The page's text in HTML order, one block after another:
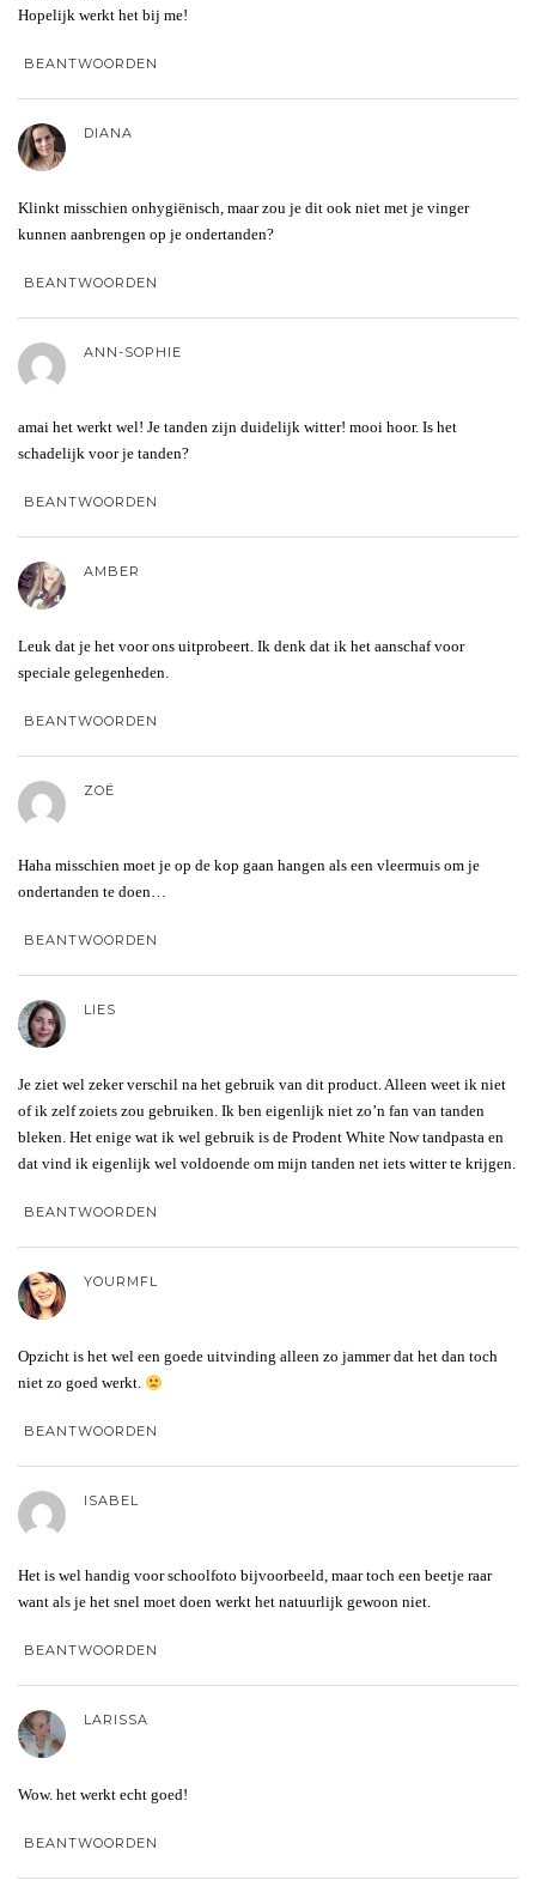
Hopelijk werkt het bij me!
BEANTWOORDEN
DIANA
Klinkt misschien onhygiënisch, maar zou je dit ook niet met je vinger
kunnen aanbrengen op je ondertanden?
BEANTWOORDEN
ANN-SOPHIE
amai het werkt wel! Je tanden zijn duidelijk witter! mooi hoor. Is het
schadelijk voor je tanden?
BEANTWOORDEN
AMBER
Leuk dat je het voor ons uitprobeert. Ik denk dat ik het aanschaf voor
speciale gelegenheden.
BEANTWOORDEN
ZOË
Haha misschien moet je op de kop gaan hangen als een vleermuis om je
ondertanden te doen…
BEANTWOORDEN
LIES
Je ziet wel zeker verschil na het gebruik van dit product. Alleen weet ik niet
of ik zelf zoiets zou gebruiken. Ik ben eigenlijk niet zo’n fan van tanden
bleken. Het enige wat ik wel gebruik is de Prodent White Now tandpasta en
dat vind ik eigenlijk wel voldoende om mijn tanden net iets witter te krijgen.
BEANTWOORDEN
YOURMFL
Opzicht is het wel een goede uitvinding alleen zo jammer dat het dan toch
niet zo goed werkt.
BEANTWOORDEN
ISABEL
Het is wel handig voor schoolfoto bijvoorbeeld, maar toch een beetje raar
want als je het snel moet doen werkt het natuurlijk gewoon niet.
BEANTWOORDEN
LARISSA
Wow. het werkt echt goed!
BEANTWOORDEN